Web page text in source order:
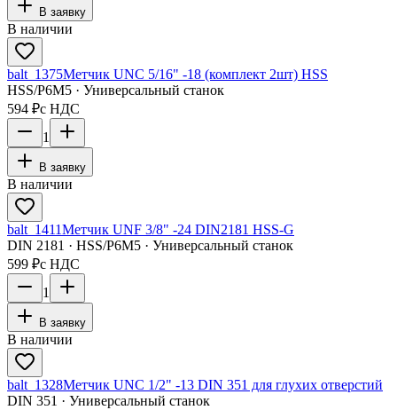
В заявку
В наличии
balt_1375Метчик UNC 5/16" -18 (комплект 2шт) HSS
HSS/Р6М5 · Универсальный станок
594 ₽с НДС
1
В заявку
В наличии
balt_1411Метчик UNF 3/8" -24 DIN2181 HSS-G
DIN 2181 · HSS/Р6М5 · Универсальный станок
599 ₽с НДС
1
В заявку
В наличии
balt_1328Метчик UNC 1/2" -13 DIN 351 для глухих отверстий
DIN 351 · Универсальный станок